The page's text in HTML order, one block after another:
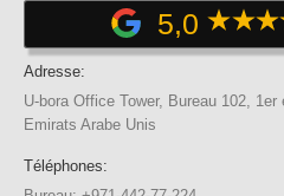
5,0
Adresse:
U-bora Office Tower, Bureau 102,
Emirats Arabe Unis
Téléphones: